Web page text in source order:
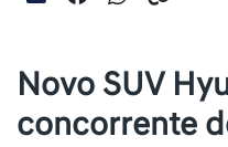
Novo SUV
concorrente